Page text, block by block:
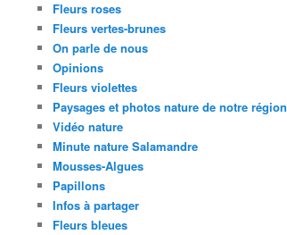
Fleurs roses
Fleurs vertes-brunes
On parle de nous
Opinions
Fleurs violettes
Paysages et photos nature de notre région
Vidéo nature
Minute nature Salamandre
Mousses-Algues
Papillons
Infos à partager
Fleurs bleues